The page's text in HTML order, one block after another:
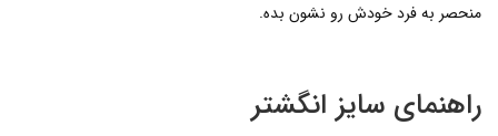
منحصر به فرد خودش رو نشون بده.
راهنمای سایز انگشتر